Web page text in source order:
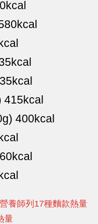
415kcal
400kcal
養師列17種麵款熱量
量